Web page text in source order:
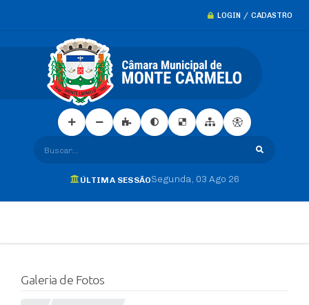
LOGIN / CADASTRO
Buscar...
ÚLTIMA SESSÃOSegunda 03 Ago 26
Galeria de Fotos